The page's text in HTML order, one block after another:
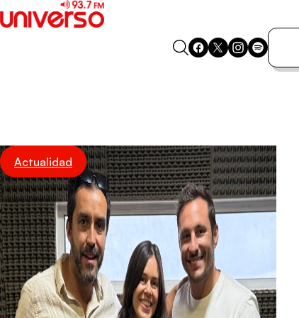
Podcasts
Destacados
Actualidad